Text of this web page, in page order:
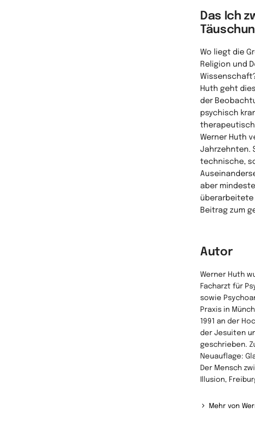
Das Ich
Wo liegt die
Religion und
Huth geht
der
psychisch
Werner Huth
Jahrzehnten.
technische,
aber
überarbeitete
Beitrag zum
Autor
Werner Huth
Facharzt für
sowie
Praxis in
1991 an der
der Jesuiten
geschrieben.
Neuauflage:
Der Mensch
Illusion,
Mehr von